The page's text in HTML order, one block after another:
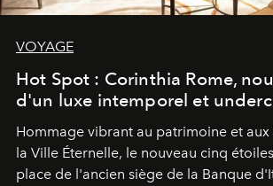
VOYAGE
Hot Spot : Corinthia Rome,
d'un luxe intemporel et
Hommage vibrant au patrimoine et
la Ville Éternelle, le nouveau cinq
place de l'ancien siège de la Banque